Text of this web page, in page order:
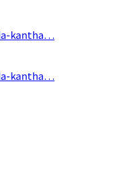
kantha…
kantha…